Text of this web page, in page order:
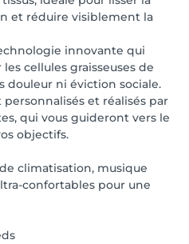
la circulation et réduire
technologie innovante qui
les cellules graisseuses
sans douleur ni éviction
personnalisés et réalisés
qui vous
capillaires Davines,
et réduire visiblement la
innovante qui
cellules graisseuses de
douleur ni éviction sociale.
et réalisés par
qui vous guideront vers le
objectifs.
climatisation, musique
confortables pour une